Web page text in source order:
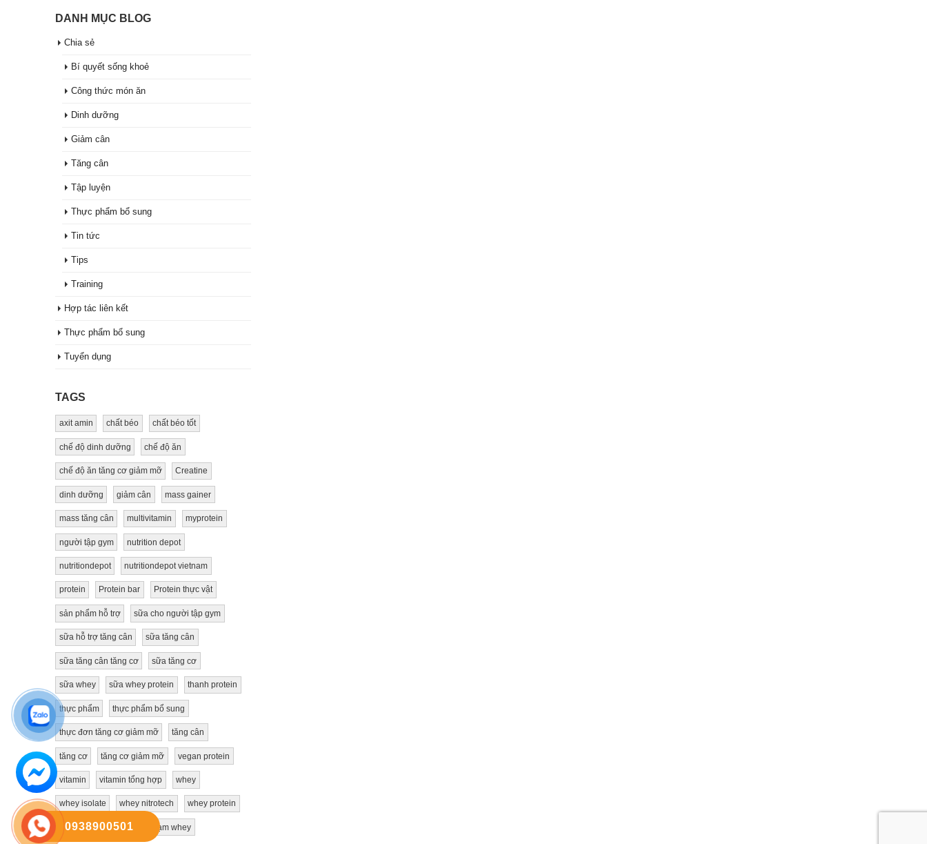
DANH MỤC BLOG
Chia sẻ
Bí quyết sống khoẻ
Công thức món ăn
Dinh dưỡng
Giảm cân
Tăng cân
Tập luyện
Thực phẩm bổ sung
Tin tức
Tips
Training
Hợp tác liên kết
Thực phẩm bổ sung
Tuyển dụng
TAGS
axit amin chất béo chất béo tốt
chế độ dinh dưỡng chế độ ăn
chế độ ăn tăng cơ giảm mỡ Creatine
dinh dưỡng giảm cân mass gainer
mass tăng cân multivitamin myprotein
người tập gym nutrition depot
nutritiondepot nutritiondepot vietnam
protein Protein bar Protein thực vật
sản phẩm hỗ trợ sữa cho người tập gym
sữa hỗ trợ tăng cân sữa tăng cân
sữa tăng cân tăng cơ sữa tăng cơ
sữa whey sữa whey protein thanh protein
thực phẩm thực phẩm bổ sung
thực đơn tăng cơ giảm mỡ tăng cân
tăng cơ tăng cơ giảm mỡ vegan protein
vitamin vitamin tổng hợp whey
whey isolate whey nitrotech whey protein
Đạm thực vật đạm đạm whey
0938900501